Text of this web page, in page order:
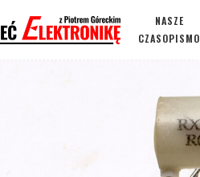
NASZE
CZASOPISMO